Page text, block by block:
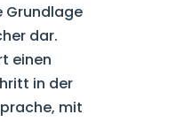
Grundlage
dar.
einen
in der
mit